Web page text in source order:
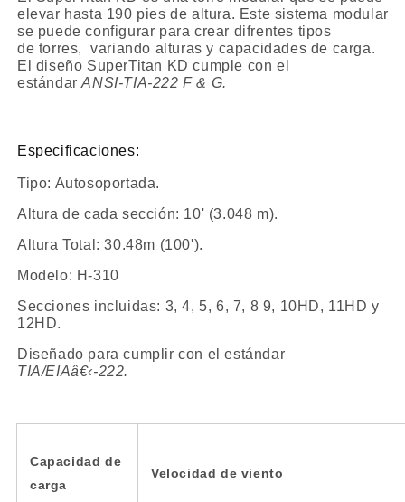
elevar hasta 190 pies de altura. Este sistema modular
se puede configurar para crear difrentes tipos
de torres, variando alturas y capacidades de carga.
El diseño SuperTitan KD cumple con el
estándarANSI-TIA-222 F & G.
Especificaciones:
Tipo: Autosoportada.
Altura de cada sección: 10' (3.048 m).
Altura Total: 30.48m (100').
Modelo: H-310
Secciones incluidas: 3, 4, 5, 6, 7, 8 9, 10HD, 11HD y
12HD.
Diseñado para cumplir con el estándar
TIA/EIAâ€‹-222.
Capacidad de
carga
Velocidad de viento